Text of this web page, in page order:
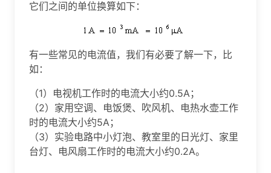
它们之间的单位换算如下：
有一些常见的电流值，我们有必要了解一下，比
如：
（1）电视机工作时的电流大小约0.5A；
（2）家用空调、电饭煲、吹风机、电热水壶工作
时的电流大小约5A；
（3）实验电路中小灯泡、教室里的日光灯、家里
台灯、电风扇工作时的电流大小约0.2A。